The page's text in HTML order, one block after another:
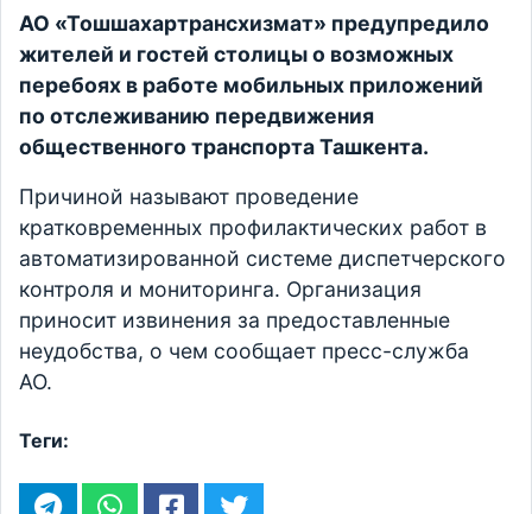
АО «Тошшахартрансхизмат» предупредило
жителей и гостей столицы о возможных
перебоях в работе мобильных приложений
по отслеживанию передвижения
общественного транспорта Ташкента.
Причиной называют проведение
кратковременных профилактических работ в
автоматизированной системе диспетчерского
контроля и мониторинга. Организация
приносит извинения за предоставленные
неудобства, о чем сообщает пресс-служба
АО.
Теги: